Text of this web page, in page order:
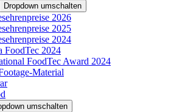
Dropdown umschalten
2026
2025
2024
FoodTec 2024
FoodTec Award 2024
Material
umschalten